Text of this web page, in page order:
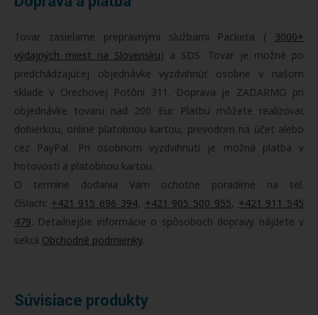
Tovar zasielame prepravnými službami Packeta ( 3000+
výdajných miest na Slovensku) a SDS. Tovar je možné po
predchádzajúcej objednávke vyzdvihnúť osobne v našom
sklade v Orechovej Potôni 311. Doprava je ZADARMO pri
objednávke tovaru nad 200 Eur. Platbu môžete realizovať
dobierkou, online platobnou kartou, prevodom na účet alebo
cez PayPal. Pri osobnom vyzdvihnutí je možná platba v
hotovosti a platobnou kartou.
O termíne dodania Vám ochotne poradíme na tel.
číslach: +421 915 696 394, +421 905 500 955, +421 911 545
479. Detailnejšie informácie o spôsoboch dopravy nájdete v
sekcii Obchodné podmienky.
Súvisiace produkty